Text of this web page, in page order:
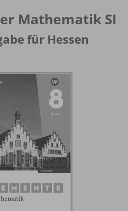
Mathematik SI
für Hessen